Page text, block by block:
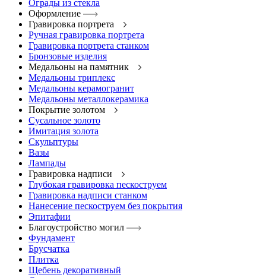
Ограды из стекла
Оформление
Гравировка портрета
Ручная гравировка портрета
Гравировка портрета станком
Бронзовые изделия
Медальоны на памятник
Медальоны триплекс
Медальоны керамогранит
Медальоны металлокерамика
Покрытие золотом
Сусальное золото
Имитация золота
Скульптуры
Вазы
Лампады
Гравировка надписи
Глубокая гравировка пескоструем
Гравировка надписи станком
Нанесение пескоструем без покрытия
Эпитафии
Благоустройство могил
Фундамент
Брусчатка
Плитка
Щебень декоративный